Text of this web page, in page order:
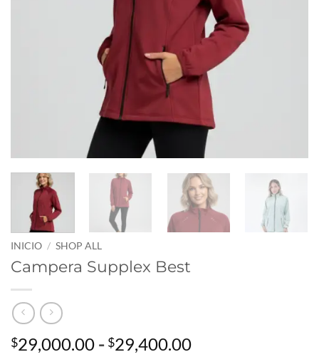
INICIO / SHOP ALL
Campera Supplex Best
$29,000.00 - $29,400.00Rango